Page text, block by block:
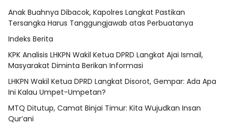
Anak Buahnya Dibacok, Kapolres Langkat Pastikan
Tersangka Harus Tanggungjawab atas Perbuatanya
Indeks Berita
KPK Analisis LHKPN Wakil Ketua DPRD Langkat Ajai Ismail,
Masyarakat Diminta Berikan Informasi
LHKPN Wakil Ketua DPRD Langkat Disorot, Gempar: Ada Apa
Ini Kalau Umpet-Umpetan?
MTQ Ditutup, Camat Binjai Timur: Kita Wujudkan Insan
Qur’ani